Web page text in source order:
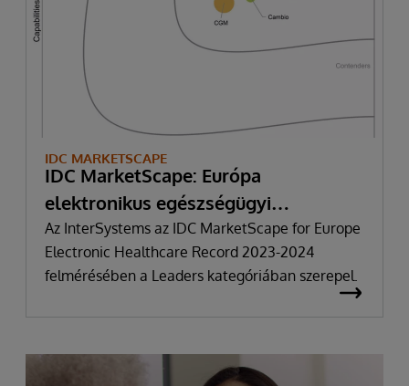
IDC MARKETSCAPE
IDC MarketScape: Európa
elektronikus egészségügyi
nyilvántartás 2023-2024
Az InterSystems az IDC MarketScape for Europe
Electronic Healthcare Record 2023-2024
felmérésében a Leaders kategóriában szerepel.